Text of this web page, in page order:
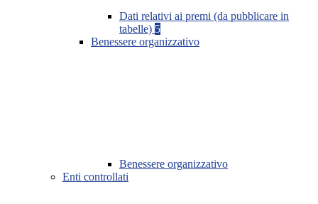
Dati relativi ai premi (da pubblicare in
tabelle) 5
Benessere organizzativo
Benessere organizzativo
Enti controllati